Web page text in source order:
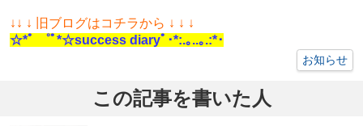
↓ ↓ ↓ 旧ブログはコチラから ↓ ↓ ↓
☆*ﾟ ゜ﾟ*☆success diaryﾟ･*:.｡..｡.:*･
お知らせ
この記事を書いた人